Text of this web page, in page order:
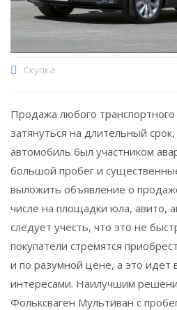
Скупка
Продажа любого
затянуться на длительный
автомобиль был участником
большой пробег и
выложить объявление о
числе на площадки юла, авито,
следует учесть, что это не
покупатели стремятся
и по разумной цене, а это идет
интересами. Наилучшим
Фольксваген Мультиван с